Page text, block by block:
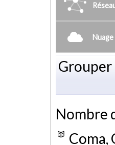
Grouper
Nombre
Coma,